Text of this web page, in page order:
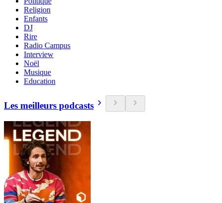
Religion
Enfants
DJ
Rire
Radio Campus
Interview
Noël
Musique
Education
Les meilleurs podcasts